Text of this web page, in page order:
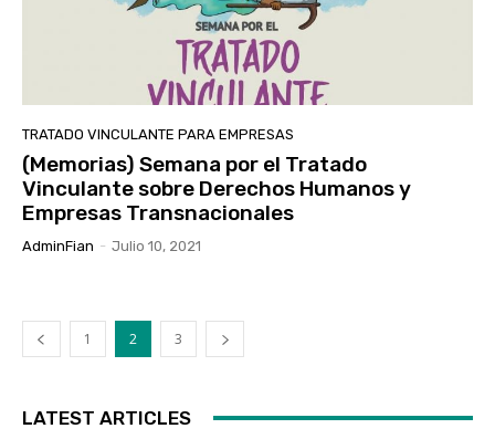
TRATADO VINCULANTE PARA EMPRESAS
(Memorias) Semana por el Tratado
Vinculante sobre Derechos Humanos y
Empresas Transnacionales
AdminFian - Julio 10, 2021
1 2 3
LATEST ARTICLES